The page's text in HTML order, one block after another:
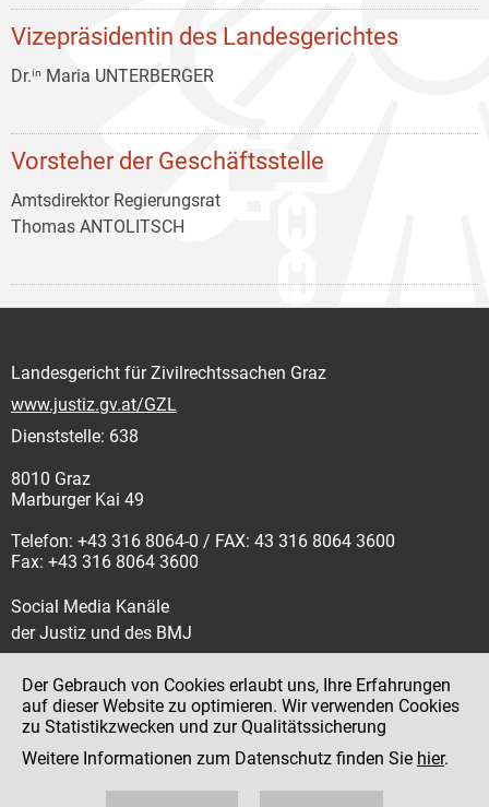
Vizepräsidentin des Landesgerichtes
Dr.ⁱⁿ Maria UNTERBERGER
Vorsteher der Geschäftsstelle
Amtsdirektor Regierungsrat
Thomas ANTOLITSCH
Landesgericht für Zivilrechtssachen Graz
www.justiz.gv.at/GZL
Dienststelle: 638
8010 Graz
Marburger Kai 49
Telefon: +43 316 8064-0 / FAX: 43 316 8064 3600
Fax: +43 316 8064 3600
Social Media Kanäle
der Justiz und des BMJ
Impressum
Datenschutz
Der Gebrauch von Cookies erlaubt uns, Ihre Erfahrungen
auf dieser Website zu optimieren. Wir verwenden Cookies
zu Statistikzwecken und zur Qualitätssicherung
Weitere Informationen zum Datenschutz finden Sie hier.